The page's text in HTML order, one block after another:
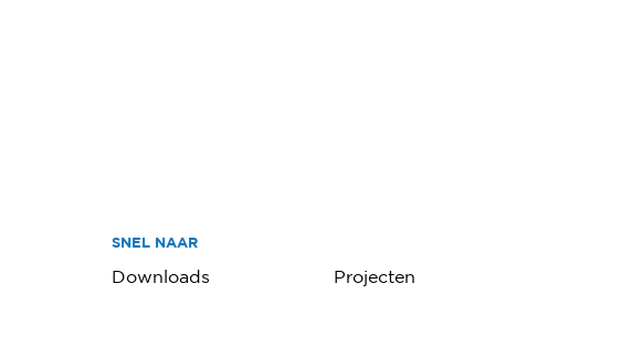
SNEL NAAR
Downloads Projecten